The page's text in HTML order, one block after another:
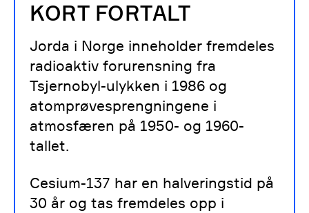
KORT FORTALT
Jorda i Norge inneholder fremdeles
radioaktiv forurensning fra
Tsjernobyl-ulykken i 1986 og
atomprøvesprengningene i
atmosfæren på 1950- og 1960-
tallet.
Cesium-137 har en halveringstid på
30 år og tas fremdeles opp i